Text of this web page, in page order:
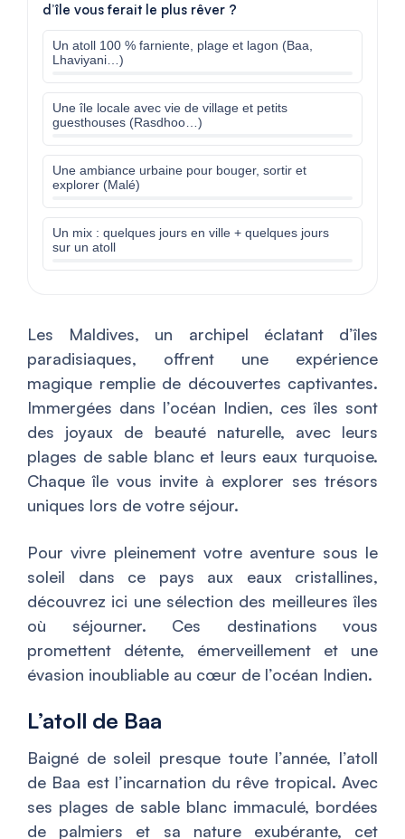
d’île vous ferait le plus rêver ?
Un atoll 100 % farniente, plage et lagon (Baa,
Lhaviyani…)
Une île locale avec vie de village et petits
guesthouses (Rasdhoo…)
Une ambiance urbaine pour bouger, sortir et
explorer (Malé)
Un mix : quelques jours en ville + quelques jours
sur un atoll
Les Maldives, un archipel éclatant d’îles
paradisiaques, offrent une expérience
magique remplie de découvertes captivantes.
Immergées dans l’océan Indien, ces îles sont
des joyaux de beauté naturelle, avec leurs
plages de sable blanc et leurs eaux turquoise.
Chaque île vous invite à explorer ses trésors
uniques lors de votre séjour.
Pour vivre pleinement votre aventure sous le
soleil dans ce pays aux eaux cristallines,
découvrez ici une sélection des meilleures îles
où séjourner. Ces destinations vous
promettent détente, émerveillement et une
évasion inoubliable au cœur de l’océan Indien.
L’atoll de Baa
Baigné de soleil presque toute l’année, l’atoll
de Baa est l’incarnation du rêve tropical. Avec
ses plages de sable blanc immaculé, bordées
de palmiers et sa nature exubérante, cet